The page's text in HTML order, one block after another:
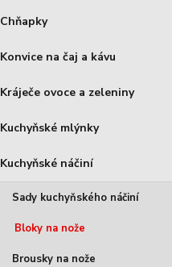
Chňapky
Konvice na čaj a kávu
Kráječe ovoce a zeleniny
Kuchyňské mlýnky
Kuchyňské náčiní
Sady kuchyňského náčiní
Bloky na nože
Brousky na nože